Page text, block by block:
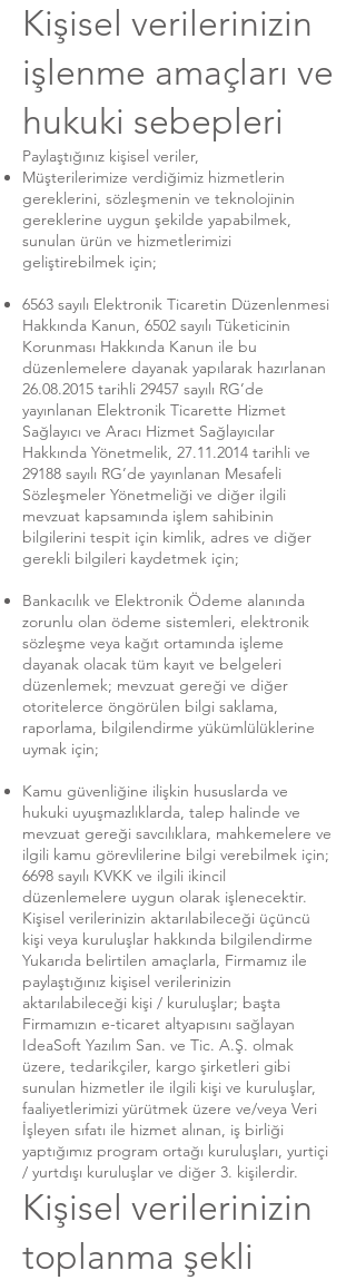
Kişisel verilerinizin
işlenme amaçları ve
hukuki sebepleri
Paylaştığınız kişisel veriler,
Müşterilerimize verdiğimiz hizmetlerin
gereklerini, sözleşmenin ve teknolojinin
gereklerine uygun şekilde yapabilmek,
sunulan ürün ve hizmetlerimizi
geliştirebilmek için;
6563 sayılı Elektronik Ticaretin Düzenlenmesi
Hakkında Kanun, 6502 sayılı Tüketicinin
Korunması Hakkında Kanun ile bu
düzenlemelere dayanak yapılarak hazırlanan
26.08.2015 tarihli 29457 sayılı RG’de
yayınlanan Elektronik Ticarette Hizmet
Sağlayıcı ve Aracı Hizmet Sağlayıcılar
Hakkında Yönetmelik, 27.11.2014 tarihli ve
29188 sayılı RG’de yayınlanan Mesafeli
Sözleşmeler Yönetmeliği ve diğer ilgili
mevzuat kapsamında işlem sahibinin
bilgilerini tespit için kimlik, adres ve diğer
gerekli bilgileri kaydetmek için;
Bankacılık ve Elektronik Ödeme alanında
zorunlu olan ödeme sistemleri, elektronik
sözleşme veya kağıt ortamında işleme
dayanak olacak tüm kayıt ve belgeleri
düzenlemek; mevzuat gereği ve diğer
otoritelerce öngörülen bilgi saklama,
raporlama, bilgilendirme yükümlülüklerine
uymak için;
Kamu güvenliğine ilişkin hususlarda ve
hukuki uyuşmazlıklarda, talep halinde ve
mevzuat gereği savcılıklara, mahkemelere ve
ilgili kamu görevlilerine bilgi verebilmek için;
6698 sayılı KVKK ve ilgili ikincil
düzenlemelere uygun olarak işlenecektir.
Kişisel verilerinizin aktarılabileceği üçüncü
kişi veya kuruluşlar hakkında bilgilendirme
Yukarıda belirtilen amaçlarla, Firmamız ile
paylaştığınız kişisel verilerinizin
aktarılabileceği kişi / kuruluşlar; başta
Firmamızın e-ticaret altyapısını sağlayan
IdeaSoft Yazılım San. ve Tic. A.Ş. olmak
üzere, tedarikçiler, kargo şirketleri gibi
sunulan hizmetler ile ilgili kişi ve kuruluşlar,
faaliyetlerimizi yürütmek üzere ve/veya Veri
İşleyen sıfatı ile hizmet alınan, iş birliği
yaptığımız program ortağı kuruluşları, yurtiçi
/ yurtdışı kuruluşlar ve diğer 3. kişilerdir.
Kişisel verilerinizin
toplanma şekli